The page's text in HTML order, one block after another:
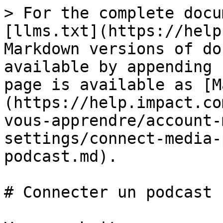
> For the complete
[llms.txt](https://
Markdown versions of
available by
page is available as
(https://
vous-apprendre/account-
settings/connect-
podcast.md).
# Connecter un podcast